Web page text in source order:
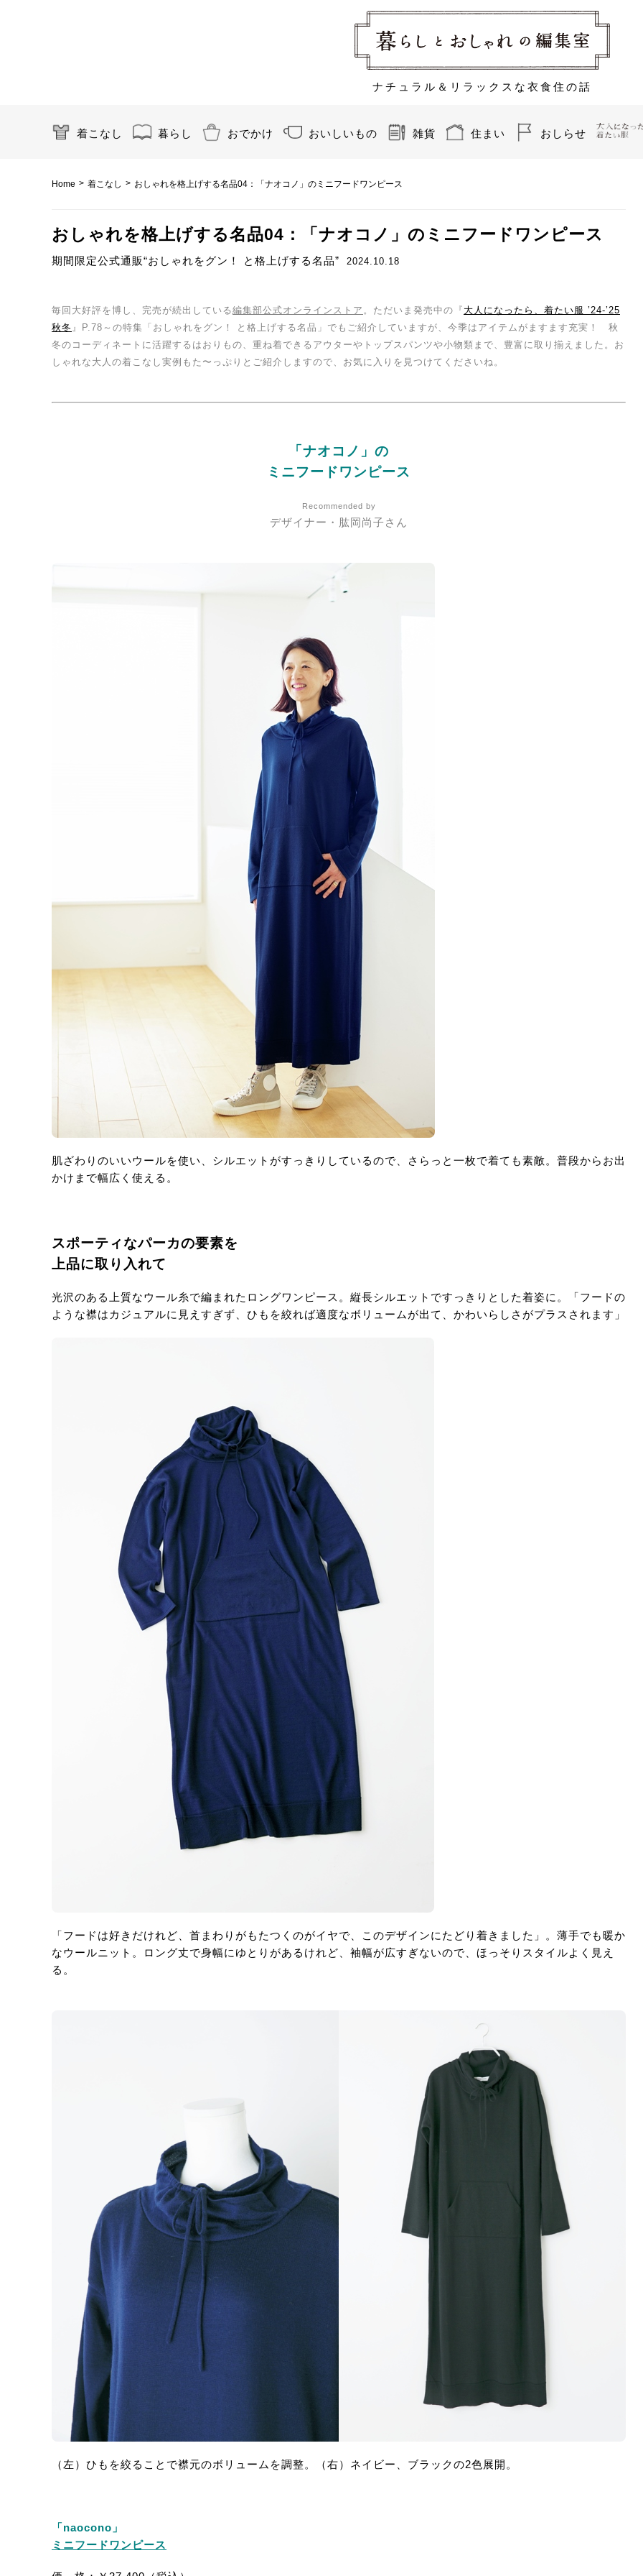
ナチュラル＆リラックスな衣食住の話
着こなし 暮らし おでかけ おいしいもの 雑貨 住まい おしらせ
Home > 着こなし > おしゃれを格上げする名品04：「ナオコノ」のミニフードワンピース
おしゃれを格上げする名品04：「ナオコノ」のミニフードワンピース
期間限定公式通販“おしゃれをグン！ と格上げする名品” 2024.10.18
毎回大好評を博し、完売が続出している編集部公式オンラインストア 。ただいま発売中の『 大人になったら、着たい服 ’24-’25
秋冬 』P.78～の特集「おしゃれをグン！ と格上げする名品」でもご紹介していますが、今季はアイテムがますます充実！ 秋
冬のコーディネートに活躍するはおりもの、重ね着できるアウターやトップスパンツや小物類まで、豊富に取り揃えました。お
しゃれな大人の着こなし実例もた〜っぷりとご紹介しますので、お気に入りを見つけてくださいね。
「ナオコノ」の
ミニフードワンピース
Recommended by
デザイナー・肱岡尚子さん
肌ざわりのいいウールを使い、シルエットがすっきりしているので、さらっと一枚で着ても素敵。普段からお出
かけまで幅広く使える。
スポーティなパーカの要素を
上品に取り入れて
光沢のある上質なウール糸で編まれたロングワンピース。縦長シルエットですっきりとした着姿に。「フードの
ような襟はカジュアルに見えすぎず、ひもを絞れば適度なボリュームが出て、かわいらしさがプラスされます」
「フードは好きだけれど、首まわりがもたつくのがイヤで、このデザインにたどり着きました」。薄手でも暖か
なウールニット。ロング丈で身幅にゆとりがあるけれど、袖幅が広すぎないので、ほっそりスタイルよく見え
る。
（左）ひもを絞ることで襟元のボリュームを調整。（右）ネイビー、ブラックの2色展開。
「naocono」
ミニフードワンピース